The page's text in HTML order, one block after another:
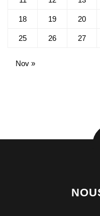
18 19 20
25 26 27
Nov »